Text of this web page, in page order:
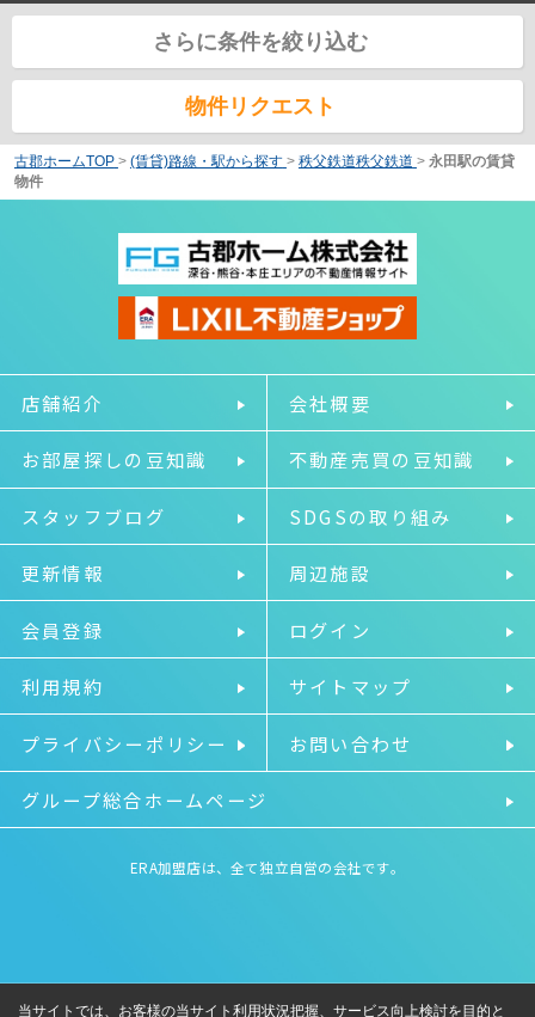
さらに条件を絞り込む
物件リクエスト
古郡ホームTOP > (賃貸)路線・駅から探す > 秩父鉄道秩父鉄道 > 永田駅の賃貸
物件
店舗紹介 会社概要
お部屋探しの豆知識 不動産売買の豆知識
スタッフブログ SDGSの取り組み
更新情報 周辺施設
会員登録 ログイン
利用規約 サイトマップ
プライバシーポリシー お問い合わせ
グループ総合ホームページ
ERA加盟店は、全て独立自営の会社です。
当サイトでは、お客様の当サイト利用状況把握、サービス向上検討を目的と